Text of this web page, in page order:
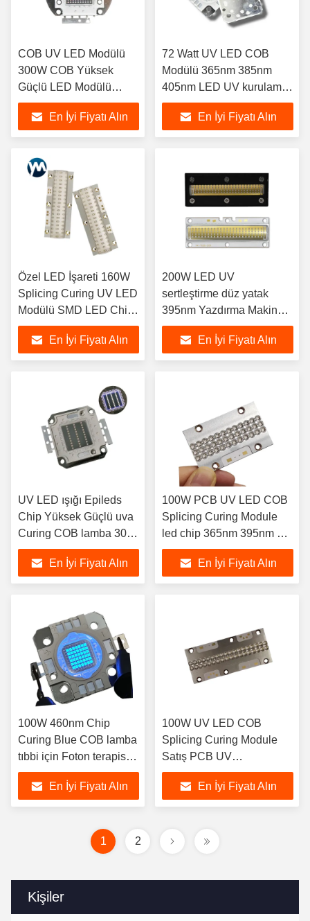
Kişiler
COB UV LED Modülü
300W COB Yüksek
Güçlü LED Modülü
Entegre Modül
En İyi Fiyatı Alın
72 Watt UV LED COB
Modülü 365nm 385nm
405nm LED UV kurulama
düz yatak 395nm
En İyi Fiyatı Alın
Özel LED İşareti 160W
Splicing Curing UV LED
Modülü SMD LED Chip
Curing COB için
En İyi Fiyatı Alın
200W LED UV
sertleştirme düz yatak
395nm Yazdırma Makinesi
Çip Su Soğutma
En İyi Fiyatı Alın
UV LED ışığı Epileds
Chip Yüksek Güçlü uva
Curing COB lamba 30W
60W 90W 365nm
395nm lamba
En İyi Fiyatı Alın
100W PCB UV LED COB
Splicing Curing Module
led chip 365nm 395nm UV
yazıcılar için
En İyi Fiyatı Alın
100W 460nm Chip
Curing Blue COB lamba
tıbbi için Foton terapisi
cihazı
En İyi Fiyatı Alın
100W UV LED COB
Splicing Curing Module
Satış PCB UV
kalınlaştırma lambası
baskı makinesi için
En İyi Fiyatı Alın
1 2